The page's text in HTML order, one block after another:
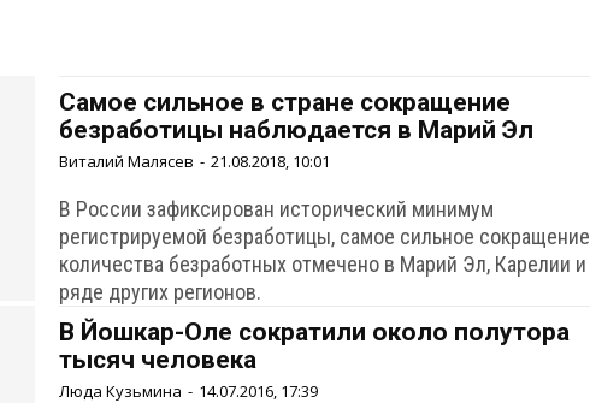
Самое сильное в стране сокращение
безработицы наблюдается в Марий Эл
Виталий Малясев - 21.08.2018, 10:01
В России зафиксирован исторический минимум
регистрируемой безработицы, самое сильное сокращение
количества безработных отмечено в Марий Эл, Карелии и
ряде других регионов.
В Йошкар-Оле сократили около полутора
тысяч человека
Люда Кузьмина - 14.07.2016, 17:39